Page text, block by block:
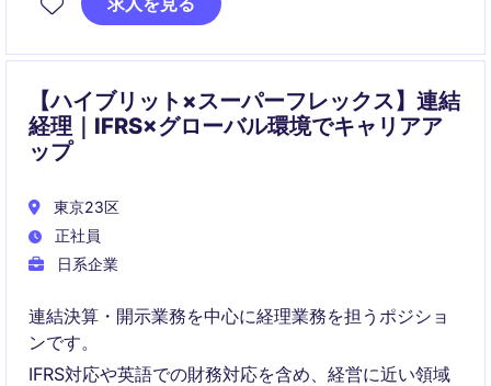
将来的には連結・開示・税務・子会社管理など、上場
【ハイブリット×スーパーフレックス】連結
経理｜IFRS×グローバル環境でキャリアア
ップ
東京23区
正社員
日系企業
連結決算・開示業務を中心に経理業務を担うポジショ
ンです。
IFRS対応や英語での財務対応を含め、経営に近い領域